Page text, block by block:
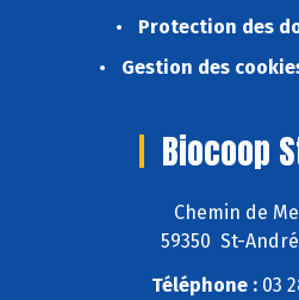
Protection des
Gestion des
Biocoop
Chemin de
59350 St-
Téléphone :03